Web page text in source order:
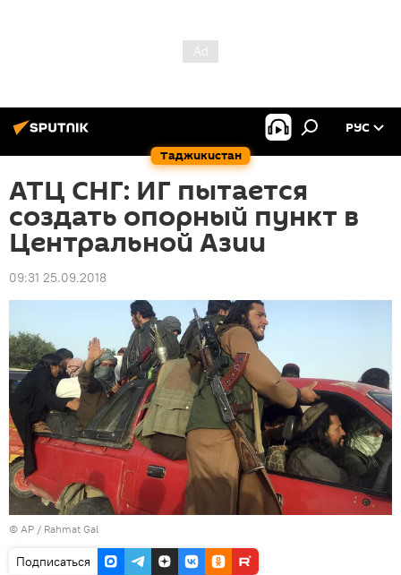
Таджикистан
РУС
АТЦ СНГ: ИГ пытается
создать опорный пункт в
Центральной Азии
09:31 25.09.2018
© AP / Rahmat Gal
Подписаться